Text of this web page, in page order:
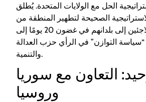
الحل مع الولايات المتحدة. يُطلق
الصحيحة لتطهير المنطقة من
الإرهاب وإعادة اللاجئين إلى بلدانهم في غضون 20 يومًا إلى
“سياسة التوازن” في الرأي حزب العدالة
والتنمية.
التعاون مع سوريا
وروسيا